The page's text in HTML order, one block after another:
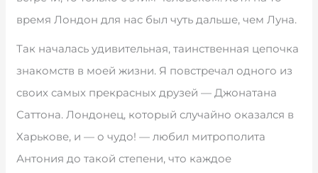
время Лондон для нас был чуть дальше, чем Луна.
Так началась удивительная, таинственная цепочка
знакомств в моей жизни. Я повстречал одного из
своих самых прекрасных друзей — Джонатана
Саттона. Лондонец, который случайно оказался в
Харькове, и — о чудо! — любил митрополита
Антония до такой степени, что каждое